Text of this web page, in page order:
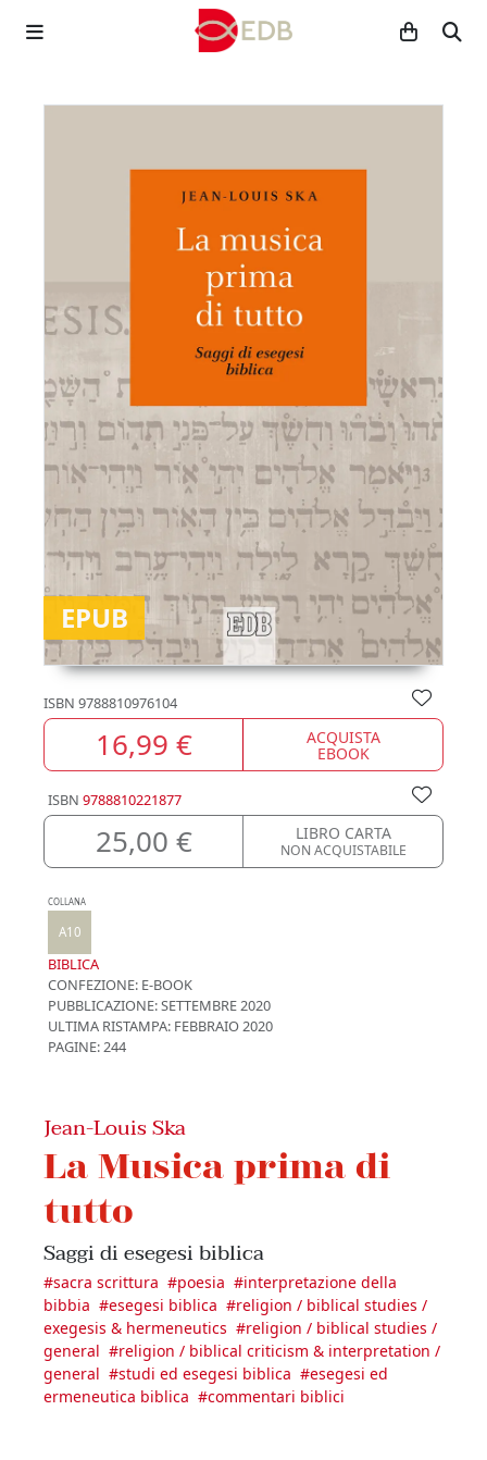
EPUB
ISBN 9788810976104
16,99 € ACQUISTA
EBOOK
ISBN 9788810221877
25,00 € LIBRO CARTA
NON ACQUISTABILE
COLLANA
A10
BIBLICA
CONFEZIONE: E-BOOK
PUBBLICAZIONE:SETTEMBRE 2020
ULTIMA RISTAMPA: FEBBRAIO 2020
PAGINE: 244
Jean-Louis Ska
La Musica prima di
tutto
Saggi di esegesi biblica
#sacra scrittura #poesia #interpretazione della
bibbia #esegesi biblica #religion / biblical studies /
exegesis & hermeneutics #religion / biblical studies /
general #religion / biblical criticism & interpretation /
general #studi ed esegesi biblica #esegesi ed
ermeneutica biblica #commentari biblici